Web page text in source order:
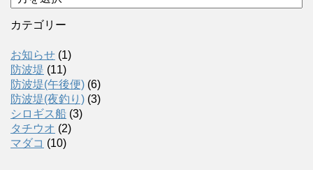
ー
カ
ブ
カテゴリー
お知らせ (1)
防波堤 (11)
防波堤(午後便) (6)
防波堤(夜釣り) (3)
シロギス船 (3)
タチウオ (2)
マダコ (10)